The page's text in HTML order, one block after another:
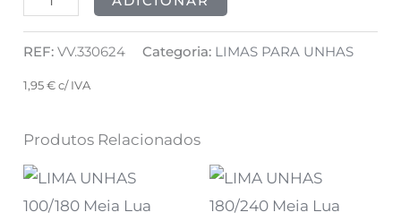
REF:VV.330624 Categoria: LIMAS PARA UNHAS
1,95€ c/ IVA
Produtos Relacionados